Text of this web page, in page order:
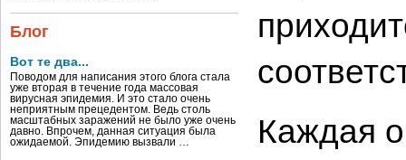
Блог
Вот те два...
Поводом для написания этого блога стала
уже вторая в течение года массовая
вирусная эпидемия. И это стало очень
неприятным прецедентом. Ведь столь
масштабных заражений не было уже очень
давно. Впрочем, данная ситуация была
ожидаемой. Эпидемию вызвали …
Каждая